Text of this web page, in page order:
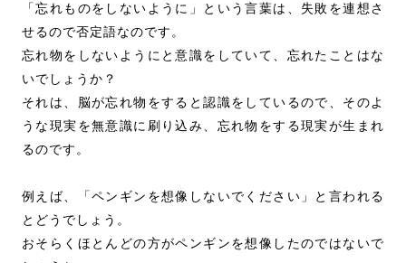
「忘れものをしないように」という言葉は、失敗を連想さ
せるので否定語なのです。
忘れ物をしないようにと意識をしていて、忘れたことはな
いでしょうか？
それは、脳が忘れ物をすると認識をしているので、そのよ
うな現実を無意識に刷り込み、忘れ物をする現実が生まれ
るのです。
例えば、「ペンギンを想像しないでください」と言われる
とどうでしょう。
おそらくほとんどの方がペンギンを想像したのではないで